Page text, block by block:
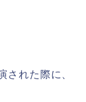
された際に、